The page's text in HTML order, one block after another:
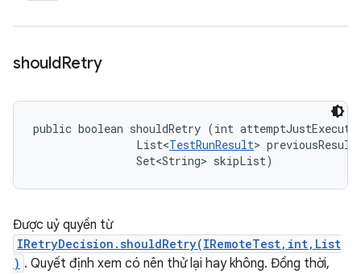
shouldRetry
public boolean shouldRetry (int
                List<
TestRunResult>
                Set<String> skipList)
Được uỷ quyền từ
IRetryDecision.shouldRetry(IRemoteTest,int,List
) . Quyết định xem có nên thử lại hay không. Đồng thời,